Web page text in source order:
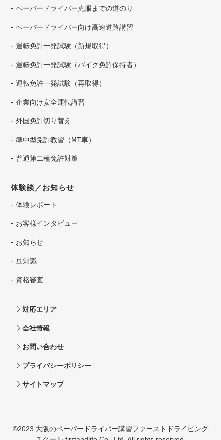
ペーパードライバー克服までの道のり
ペーパードライバー向け高速道路講習
運転免許一発試験（新規取得）
運転免許一発試験（バイク免許保持者）
運転免許一発試験（再取得）
企業向け安全運転講習
外国免許切り替え
準中型免許教習（MT車）
普通第二種免許対策
体験談／お知らせ
体験レポート
お客様インタビュー
お知らせ
豆知識
資格審査
対応エリア
会社情報
お問い合わせ
プライバシーポリシー
サイトマップ
©2023 大阪のペーパードライバー講習ファーストドライビング